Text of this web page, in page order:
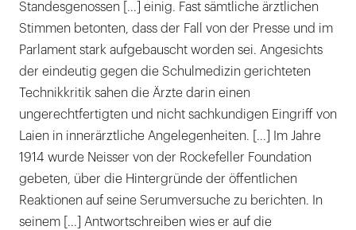
Standesgenossen [...] einig. Fast sämtliche ärztlichen
Stimmen betonten, dass der Fall von der Presse und im
Parlament stark aufgebauscht worden sei. Angesichts
der eindeutig gegen die Schulmedizin gerichteten
Technikkritik sahen die Ärzte darin einen
ungerechtfertigten und nicht sachkundigen Eingriff von
Laien in innerärztliche Angelegenheiten. [...] Im Jahre
1914 wurde Neisser von der Rockefeller Foundation
gebeten, über die Hintergründe der öffentlichen
Reaktionen auf seine Serumversuche zu berichten. In
seinem [...] Antwortschreiben wies er auf die